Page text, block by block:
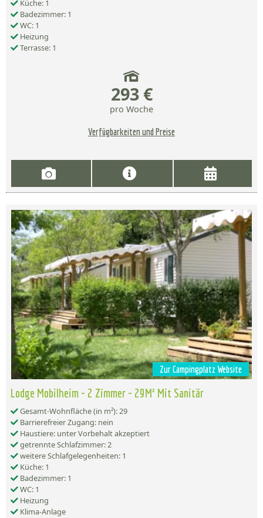
Küche: 1
Badezimmer: 1
WC: 1
Heizung
Terrasse: 1
293 €
pro Woche
Verfügbarkeiten und Preise
Zur Campingplatz Website
Lodge Mobilheim - 2 Zimmer - 29M² Mit Sanitär
Gesamt-Wohnfläche (in m²): 29
Barrierefreier Zugang: nein
Haustiere: unter Vorbehalt akzeptiert
getrennte Schlafzimmer: 2
weitere Schlafgelegenheiten: 1
Küche: 1
Badezimmer: 1
WC: 1
Heizung
Klima-Anlage